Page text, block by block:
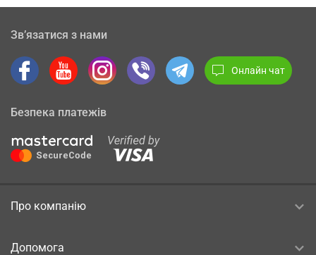
Зв’язатися з нами
Онлайн чат
Безпека платежів
Про компанію
Допомога